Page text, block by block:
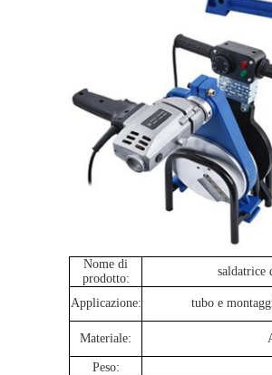
Nome di
prodotto:
saldatrice
Applicazione: tubo e
Materiale:
Peso: